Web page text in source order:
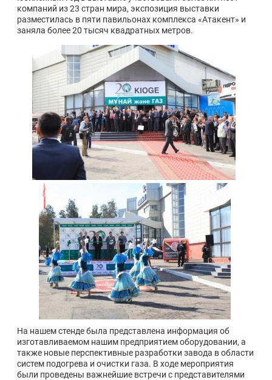
компаний из 23 стран мира, экспозиция выставки
разместилась в пяти павильонах комплекса «Атакент» и
заняла более 20 тысяч квадратных метров.
На нашем стенде была представлена информация об
изготавливаемом нашим предприятием оборудовании, а
также новые перспективные разработки завода в области
систем подогрева и очистки газа. В ходе мероприятия
были проведены важнейшие встречи с представителями